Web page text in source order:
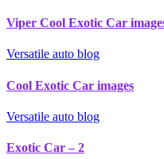
Viper Cool Exotic Car
Versatile auto blog
Cool Exotic Car images
Versatile auto blog
Exotic Car – 2